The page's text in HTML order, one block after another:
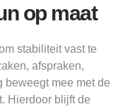
op maat
stabiliteit vast te
afspraken,
mee met de
Hierdoor blijft de